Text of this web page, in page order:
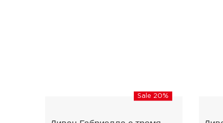
Sale 20%